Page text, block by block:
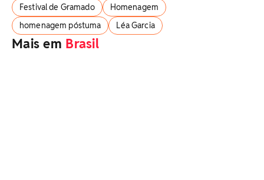
Festival de Gramado
Homenagem
homenagem póstuma
Léa Garcia
Mais em Brasil